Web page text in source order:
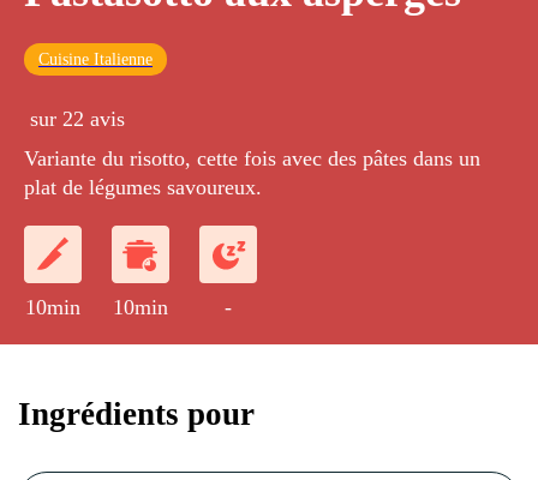
Cuisine Italienne
sur 22 avis
Variante du risotto, cette fois avec des pâtes dans un
plat de légumes savoureux.
10min 10min -
Ingrédients pour